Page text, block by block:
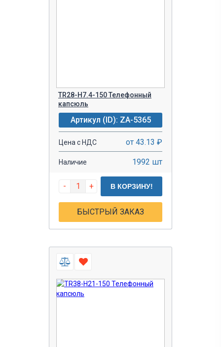
TR28-H7.4-150 Телефонный
капсюль
Артикул (ID): ZA-5365
Цена с НДС от 43.13 ₽
Наличие 1992 шт
- + В КОРЗИНУ!
БЫСТРЫЙ ЗАКАЗ